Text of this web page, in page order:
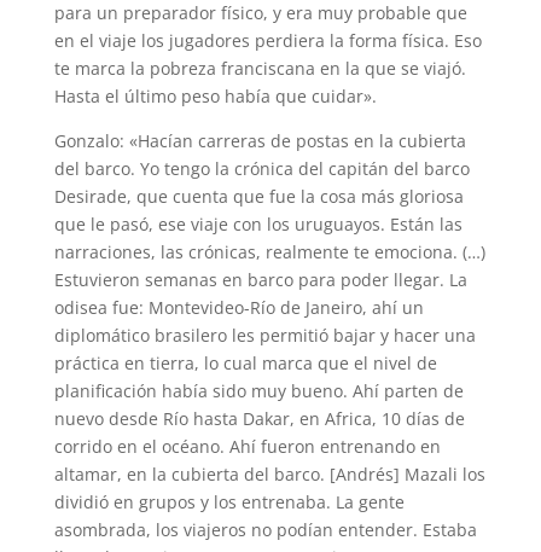
para un preparador físico, y era muy probable que
en el viaje los jugadores perdiera la forma física. Eso
te marca la pobreza franciscana en la que se viajó.
Hasta el último peso había que cuidar».
Gonzalo: «Hacían carreras de postas en la cubierta
del barco. Yo tengo la crónica del capitán del barco
Desirade, que cuenta que fue la cosa más gloriosa
que le pasó, ese viaje con los uruguayos. Están las
narraciones, las crónicas, realmente te emociona. (…)
Estuvieron semanas en barco para poder llegar. La
odisea fue: Montevideo-Río de Janeiro, ahí un
diplomático brasilero les permitió bajar y hacer una
práctica en tierra, lo cual marca que el nivel de
planificación había sido muy bueno. Ahí parten de
nuevo desde Río hasta Dakar, en Africa, 10 días de
corrido en el océano. Ahí fueron entrenando en
altamar, en la cubierta del barco. [Andrés] Mazali los
dividió en grupos y los entrenaba. La gente
asombrada, los viajeros no podían entender. Estaba